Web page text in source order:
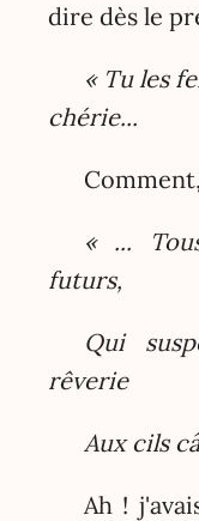
dire dès le
« Tu les
chérie...
« ...
futurs,
Qui
rêverie
Aux cils
Ah !